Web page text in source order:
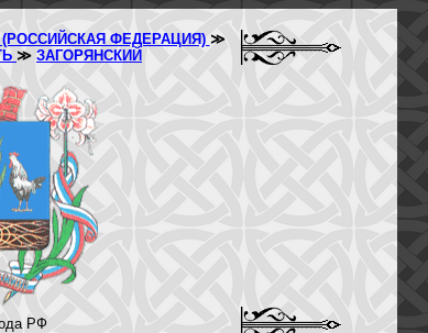
ФЕДЕРАЦИЯ) ≫
≫ ЗАГОРЯНСКИЙ
РФ